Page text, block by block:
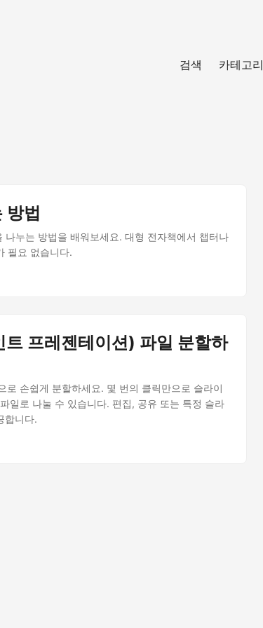
검색 카테고리
방법
누는 방법을 배워보세요. 대형 전자책에서 챕터나
필요 없습니다.
프레젠테이션) 파일 분할하
손쉽게 분할하세요. 몇 번의 클릭만으로 슬라이
일로 나눌 수 있습니다. 편집, 공유 또는 특정 슬라
합니다.